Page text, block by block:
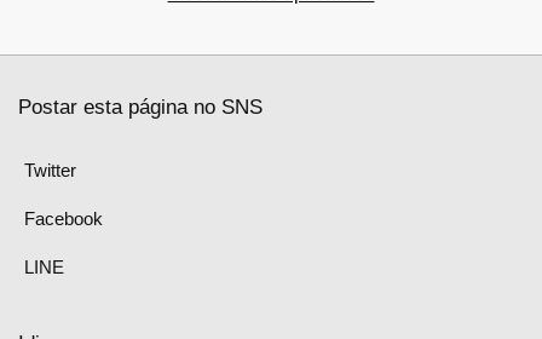
Postar esta página no SNS
Twitter
Facebook
LINE